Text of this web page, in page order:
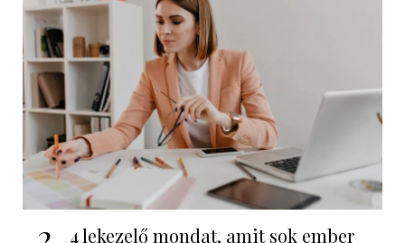
4 lekezelő mondat, amit sok ember